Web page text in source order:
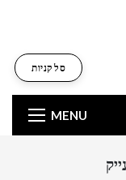
MENU
סל קניות